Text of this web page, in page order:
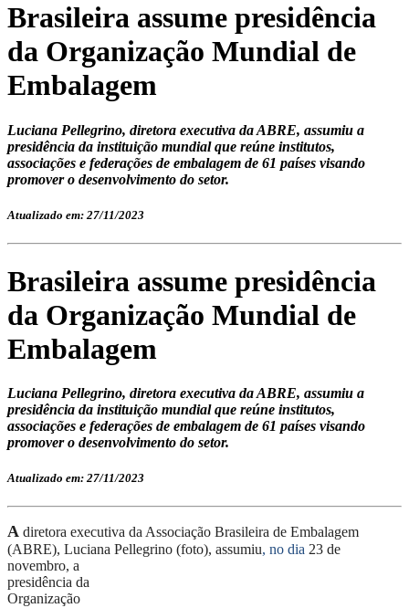
Brasileira assume presidência
da Organização Mundial de
Embalagem
Luciana Pellegrino, diretora executiva da ABRE, assumiu a
presidência da instituição mundial que reúne institutos,
associações e federações de embalagem de 61 países visando
promover o desenvolvimento do setor.
Atualizado em: 27/11/2023
Brasileira assume presidência
da Organização Mundial de
Embalagem
Luciana Pellegrino, diretora executiva da ABRE, assumiu a
presidência da instituição mundial que reúne institutos,
associações e federações de embalagem de 61 países visando
promover o desenvolvimento do setor.
Atualizado em: 27/11/2023
A diretora executiva da Associação Brasileira de Embalagem
(ABRE), Luciana Pellegrino (foto), assumiu, no dia 23 de
novembro, a
presidência da
Organização